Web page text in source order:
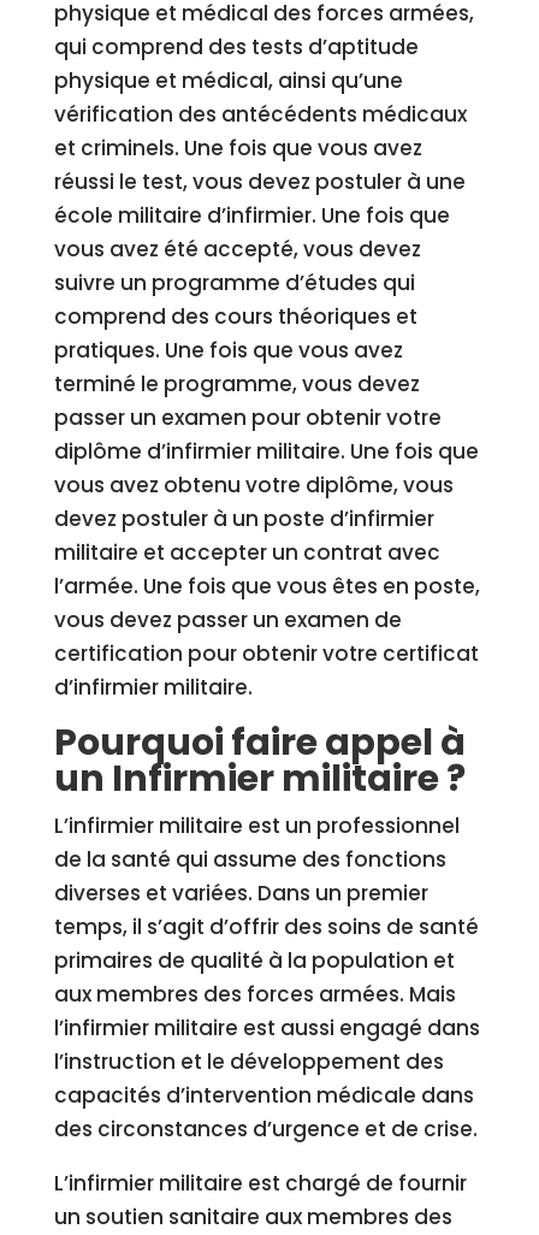
physique et médical des forces armées,
qui comprend des tests d’aptitude
physique et médical, ainsi qu’une
vérification des antécédents médicaux
et criminels. Une fois que vous avez
réussi le test, vous devez postuler à une
école militaire d’infirmier. Une fois que
vous avez été accepté, vous devez
suivre un programme d’études qui
comprend des cours théoriques et
pratiques. Une fois que vous avez
terminé le programme, vous devez
passer un examen pour obtenir votre
diplôme d’infirmier militaire. Une fois que
vous avez obtenu votre diplôme, vous
devez postuler à un poste d’infirmier
militaire et accepter un contrat avec
l’armée. Une fois que vous êtes en poste,
vous devez passer un examen de
certification pour obtenir votre certificat
d’infirmier militaire.
Pourquoi faire appel à
un Infirmier militaire ?
L’infirmier militaire est un professionnel
de la santé qui assume des fonctions
diverses et variées. Dans un premier
temps, il s’agit d’offrir des soins de santé
primaires de qualité à la population et
aux membres des forces armées. Mais
l’infirmier militaire est aussi engagé dans
l’instruction et le développement des
capacités d’intervention médicale dans
des circonstances d’urgence et de crise.
L’infirmier militaire est chargé de fournir
un soutien sanitaire aux membres des